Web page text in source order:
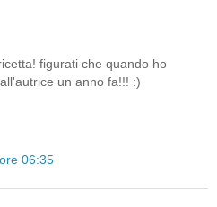
figurati che quando ho
un anno fa!!! :)
06:35